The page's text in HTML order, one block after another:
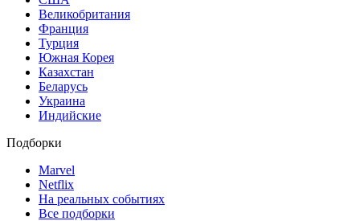
Великобритания
Франция
Турция
Южная Корея
Казахстан
Беларусь
Украина
Индийские
Подборки
Marvel
Netflix
На реальных событиях
Все подборки